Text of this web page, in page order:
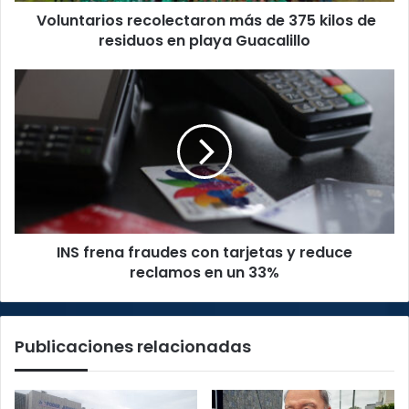
playaVoluntarios recolectaron más de 375 kilos de
residuos en playa Guacalillo
INS
frena
fraudes
con
tarjetas
reclamos
en
INS frena fraudes con tarjetas y reduce
reclamos en un 33%
Publicaciones relacionadas